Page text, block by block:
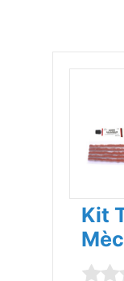
Kit